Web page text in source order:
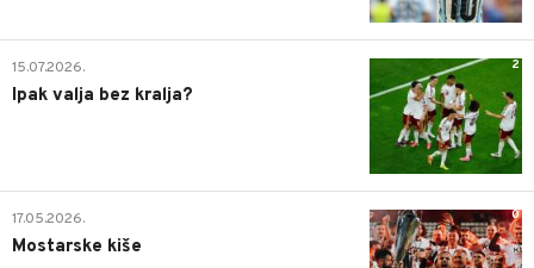
2
15.07.2026.
Ipak valja bez kralja?
0
17.05.2026.
Mostarske kiše